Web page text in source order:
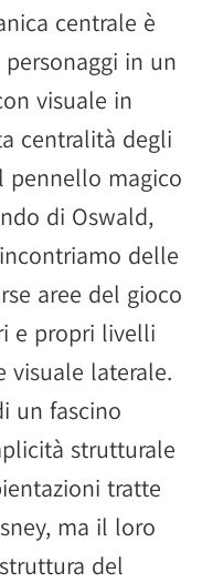
centrale è
in un
visuale in
centralità degli
pennello magico
di Oswald,
delle
aree del gioco
e propri livelli
visuale laterale.
un fascino
strutturale
tratte
ma il loro
del